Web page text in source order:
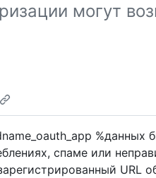
могут
%данных
спаме или
URL